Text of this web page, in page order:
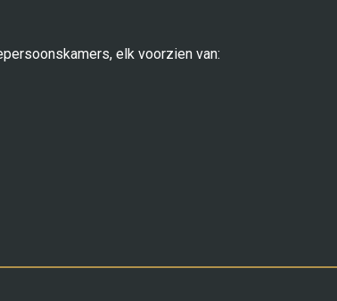
elk voorzien van: